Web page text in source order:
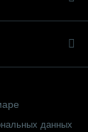
данных